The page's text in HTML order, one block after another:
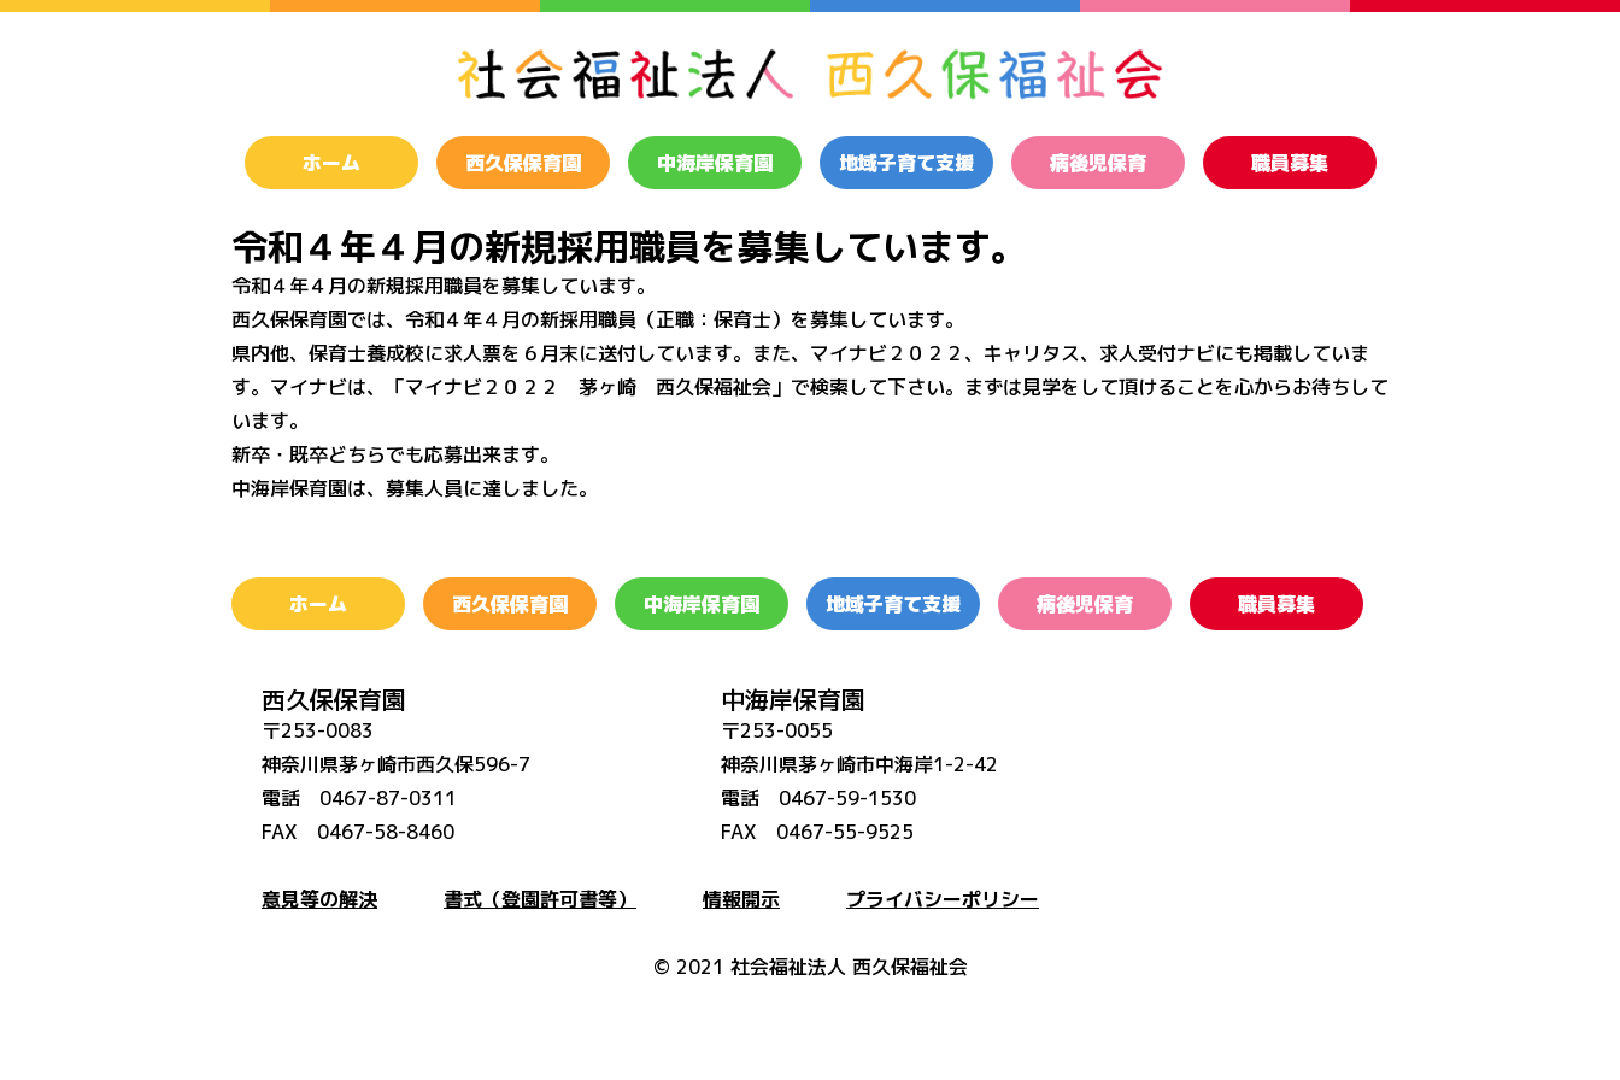
ホーム 西久保保育園 中海岸保育園 地域子育て支援 病後児保育 職員募集
令和４年４月の新規採用職員を募集しています。
令和４年４月の新規採用職員を募集しています。
西久保保育園では、令和４年４月の新採用職員（正職：保育士）を募集しています。
県内他、保育士養成校に求人票を６月末に送付しています。また、マイナビ２０２２、キャリタス、求人受付ナビにも掲載していま
す。マイナビは、「マイナビ２０２２ 茅ヶ崎 西久保福祉会」で検索して下さい。まずは見学をして頂けることを心からお待ちして
います。
新卒・既卒どちらでも応募出来ます。
中海岸保育園は、募集人員に達しました。
ホーム 西久保保育園 中海岸保育園 地域子育て支援 病後児保育 職員募集
西久保保育園
〒253-0083
神奈川県茅ヶ崎市西久保596-7
電話 0467-87-0311
FAX 0467-58-8460
中海岸保育園
〒253-0055
神奈川県茅ヶ崎市中海岸1-2-42
電話 0467-59-1530
FAX 0467-55-9525
意見等の解決 書式（登園許可書等） 情報開示 プライバシーポリシー
©︎ 2021 社会福祉法人 西久保福祉会